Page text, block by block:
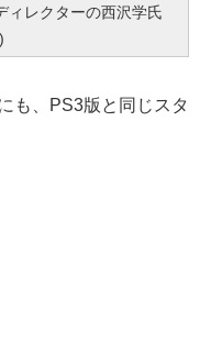
ィレクターの西沢学氏
も、PS3版と同じスタ